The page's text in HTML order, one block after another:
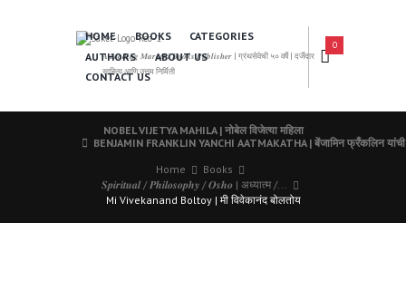
𝑨 𝑳𝒆𝒂𝒅𝒊𝒏𝒈 𝑴𝒂𝒓𝒂𝒕𝒉𝒊 𝑩𝒐𝒐𝒌𝒔 𝑷𝒖𝒃𝒍𝒊𝒔𝒉𝒆𝒓 | ग्रंथसेवेची ५० वर्षे | दर्जेदार
साहित्य आणि उत्तम निर्मिती
HOME BOOKS
CATEGORIES
AUTHORS
ABOUT US
CONTACT US
0
NOBEL VIJETYA MAHILA | नोबेल विजेत्या महिला
BENJAMIN FRANKLIN YANCHI AATMAKATHA | बेंजामिन फ्रँकलिन
Home
Books
𝑺𝒑𝒊𝒓𝒊𝒕𝒖𝒂𝒍 / 𝑷𝒉𝒊𝒍𝒐𝒔𝒐𝒑𝒉𝒚 / 𝑶𝒔𝒉𝒐 | अध्यात्म /...
Mi Vivekanand Boltoy | मी विवेकानंद बोलतोय